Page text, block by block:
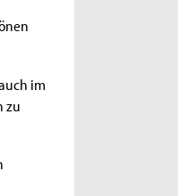
im
zu